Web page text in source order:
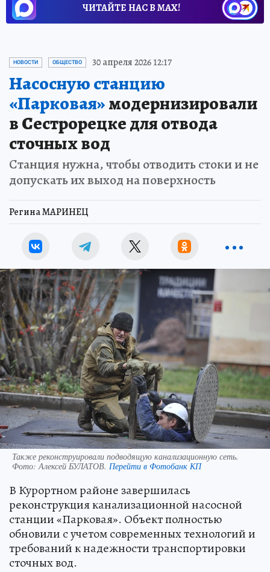
ЧИТАЙТЕ НАС В МАХ!
НОВОСТИ ОБЩЕСТВО 30 апреля 2026 12:17
Насосную станцию
«Парковая»модернизировали
в Сестрорецке для отвода
сточных вод
Станция нужна, чтобы отводить стоки и не
допускать их выход на поверхность
Регина МАРИНЕЦ
Также реконструировали подводящую канализационную сеть.
Фото:Алексей БУЛАТОВ. Перейти в Фотобанк КП
В Курортном районе завершилась
реконструкция канализационной насосной
станции «Парковая». Объект полностью
обновили с учетом современных технологий и
требований к надежности транспортировки
сточных вод.